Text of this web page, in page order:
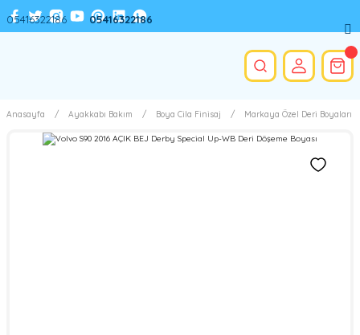
Anasayfa Ayakkabı Bakım Boya Cila Finisaj Markaya Özel Deri Boyaları
05416322186 05416322186